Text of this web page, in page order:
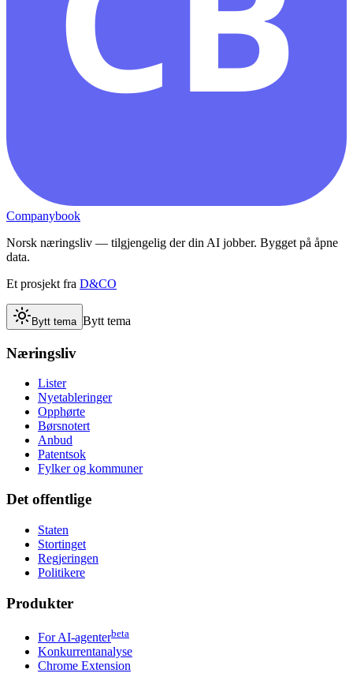
Companybook
Norsk næringsliv — tilgjengelig der din AI jobber. Bygget på åpne
data.
Et prosjekt fra D&CO
Bytt tema Bytt tema
Næringsliv
Lister
Nyetableringer
Opphørte
Børsnotert
Anbud
Patentsok
Fylker og kommuner
Det offentlige
Staten
Stortinget
Regjeringen
Politikere
Produkter
For AI-agenterbeta
Konkurrentanalyse
Chrome Extension